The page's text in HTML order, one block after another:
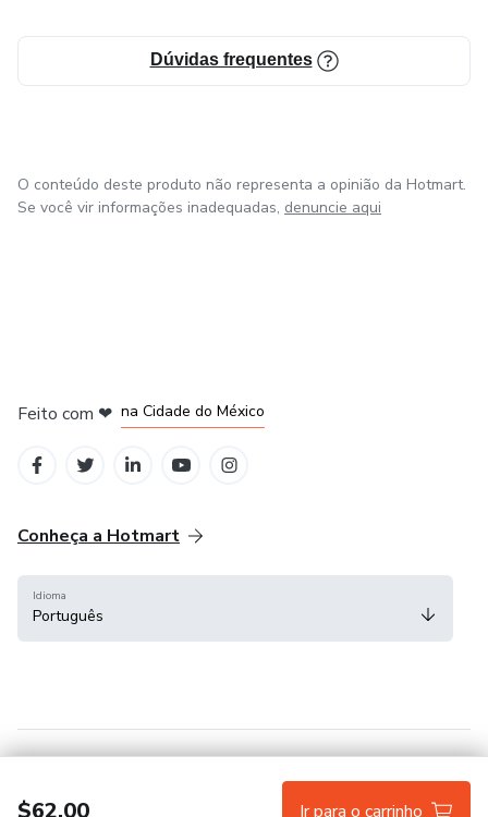
Dúvidas frequentes
$62.00 Ir para o carrinho
O conteúdo deste produto não representa a opinião da Hotmart.
Se você vir informações inadequadas, denuncie aqui
Feito com ❤ na Cidade do México
Conheça a Hotmart
Idioma
Português